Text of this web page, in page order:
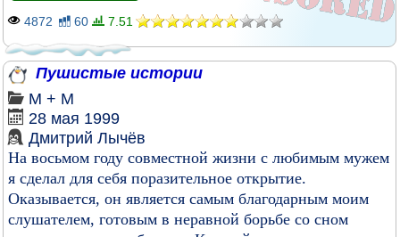
4872 60 7.51
Пушистые истории
М + М
28 мая 1999
Дмитрий Лычёв
На восьмом году совместной жизни с любимым мужем
я сделал для себя поразительное открытие.
Оказывается, он является самым благодарным моим
слушателем, готовым в неравной борьбе со сном